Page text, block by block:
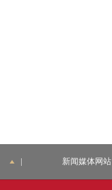
新闻媒体网站